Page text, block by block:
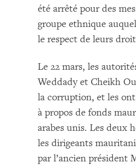
été arrêté pour des
groupe ethnique
le respect de leurs
Le 22 mars, les
Weddady et Cheikh
la corruption, et les
à propos de fonds
arabes unis. Les deux
les dirigeants
par l’ancien président